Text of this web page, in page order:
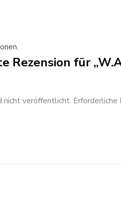
Rezension für
nicht veröffentlicht. Erforderliche